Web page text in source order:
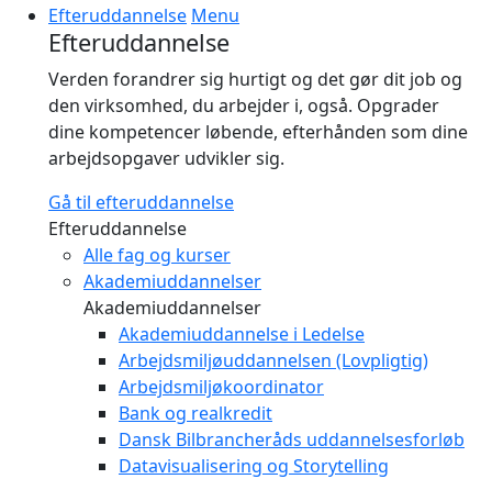
Efteruddannelse Menu
Efteruddannelse
Verden forandrer sig hurtigt og det gør dit job og
den virksomhed, du arbejder i, også. Opgrader
dine kompetencer løbende, efterhånden som dine
arbejdsopgaver udvikler sig.
Gå til efteruddannelse
Efteruddannelse
Alle fag og kurser
Akademiuddannelser
Akademiuddannelser
Akademiuddannelse i Ledelse
Arbejdsmiljøuddannelsen (Lovpligtig)
Arbejdsmiljøkoordinator
Bank og realkredit
Dansk Bilbrancheråds uddannelsesforløb
Datavisualisering og Storytelling